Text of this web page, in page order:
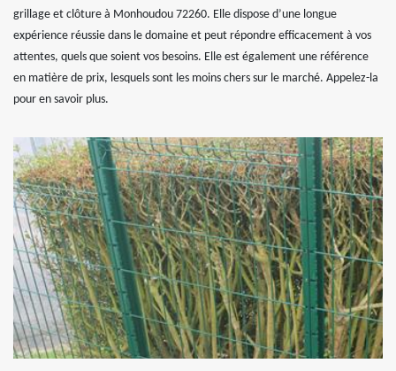
grillage et clôture à Monhoudou 72260. Elle dispose d’une longue
expérience réussie dans le domaine et peut répondre efficacement à vos
attentes, quels que soient vos besoins. Elle est également une référence
en matière de prix, lesquels sont les moins chers sur le marché. Appelez-la
pour en savoir plus.